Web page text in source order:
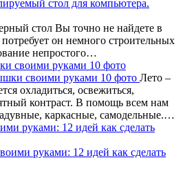
стол Вы точно не найдете в
он немного строительных
непростого…
своими руками 10 фото
Лето –
охладиться, освежиться,
контраст. В помощь всем нам
каркасные, самодельные.…
руками: 12 идей как сделать